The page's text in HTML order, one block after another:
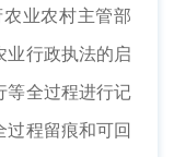
业农村主管部
业行政执法的启
等全过程进行记
过程留痕和可回